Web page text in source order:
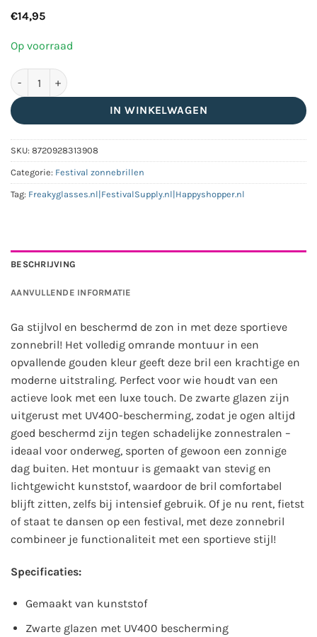
€14,95
Op voorraad
Zonnebril sportief model goud - Met zwarte glazen aantal
IN WINKELWAGEN
SKU: 8720928313908
Categorie: Festival zonnebrillen
Tag: Freakyglasses.nl|FestivalSupply.nl|Happyshopper.nl
BESCHRIJVING
AANVULLENDE INFORMATIE
Ga stijlvol en beschermd de zon in met deze sportieve
zonnebril! Het volledig omrande montuur in een
opvallende gouden kleur geeft deze bril een krachtige en
moderne uitstraling. Perfect voor wie houdt van een
actieve look met een luxe touch. De zwarte glazen zijn
uitgerust met UV400-bescherming, zodat je ogen altijd
goed beschermd zijn tegen schadelijke zonnestralen –
ideaal voor onderweg, sporten of gewoon een zonnige
dag buiten. Het montuur is gemaakt van stevig en
lichtgewicht kunststof, waardoor de bril comfortabel
blijft zitten, zelfs bij intensief gebruik. Of je nu rent, fietst
of staat te dansen op een festival, met deze zonnebril
combineer je functionaliteit met een sportieve stijl!
Specificaties:
Gemaakt van kunststof
Zwarte glazen met UV400 bescherming